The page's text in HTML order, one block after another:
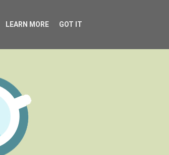
LEARN MORE GOT IT